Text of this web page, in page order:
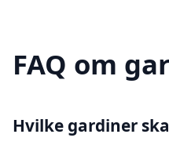
FAQ om
Hvilke gardiner